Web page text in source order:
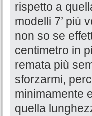
rispetto a
modelli 7’ più
non so se
centimetro in
remata più
sforzarmi,
minimamente
quella